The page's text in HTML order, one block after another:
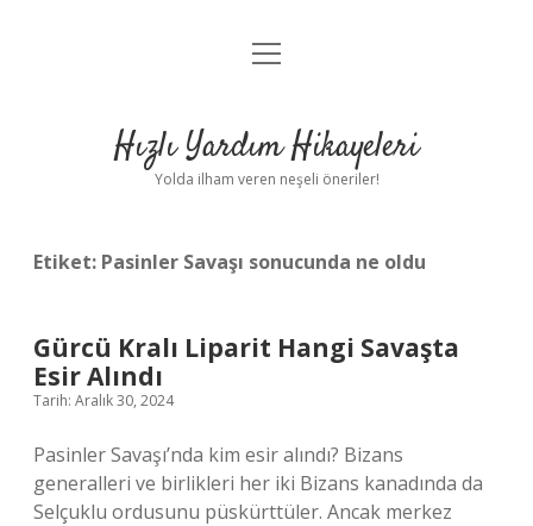
Anasayfa
Yasal Uyarı
menüyü
Hızlı Yardım Hikayeleri
Yolda ilham veren neşeli öneriler!
Etiket: Pasinler Savaşı sonucunda ne oldu
Gürcü Kralı Liparit Hangi Savaşta
Esir Alındı
Tarih: Aralık 30, 2024
Pasinler Savaşı’nda kim esir alındı? Bizans
generalleri ve birlikleri her iki Bizans kanadında da
Selçuklu ordusunu püskürttüler. Ancak merkez